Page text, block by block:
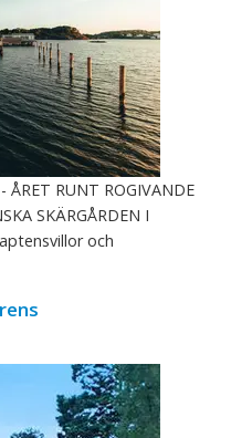
ÅRET RUNT ROGIVANDE
SKÄRGÅRDEN I
och